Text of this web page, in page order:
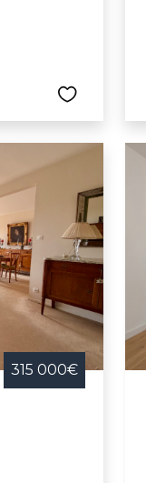
315 000€